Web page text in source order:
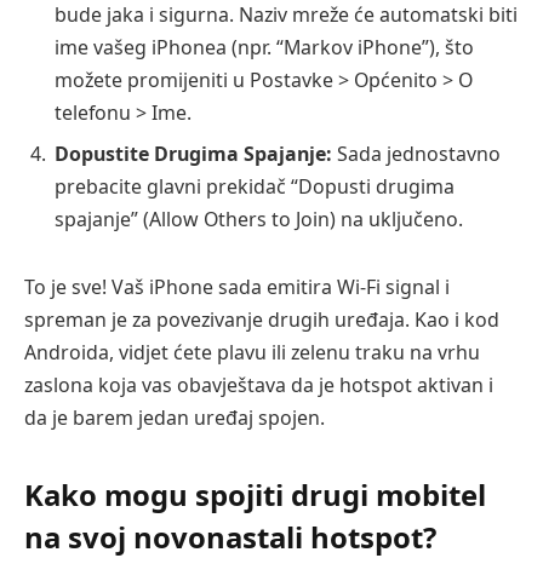
bude jaka i sigurna. Naziv mreže će automatski biti
ime vašeg iPhonea (npr. “Markov iPhone”), što
možete promijeniti u Postavke > Općenito > O
telefonu > Ime.
Dopustite Drugima Spajanje: Sada jednostavno
prebacite glavni prekidač “Dopusti drugima
spajanje” (Allow Others to Join) na uključeno.
To je sve! Vaš iPhone sada emitira Wi-Fi signal i
spreman je za povezivanje drugih uređaja. Kao i kod
Androida, vidjet ćete plavu ili zelenu traku na vrhu
zaslona koja vas obavještava da je hotspot aktivan i
da je barem jedan uređaj spojen.
Kako mogu spojiti drugi mobitel
na svoj novonastali hotspot?